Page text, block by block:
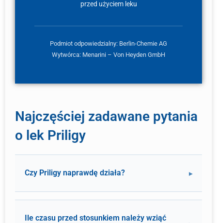
przed użyciem leku
Podmiot odpowiedzialny: Berlin-Chemie AG
Wytwórca: Menarini – Von Heyden GmbH
Najczęściej zadawane pytania
o lek Priligy
Czy Priligy naprawdę działa?
Ile czasu przed stosunkiem należy wziąć